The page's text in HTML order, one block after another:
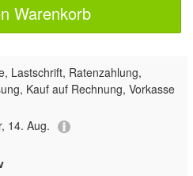
Warenkorb
Lastschrift, Ratenzahlung,
Kauf auf Rechnung, Vorkasse
14. Aug.